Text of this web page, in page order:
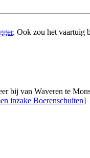
. Ook zou het vaartuig
bij van Waveren te
inzake Boerenschuiten]